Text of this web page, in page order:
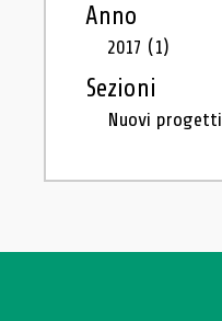
Anno
2017 (1)
Sezioni
Nuovi progetti